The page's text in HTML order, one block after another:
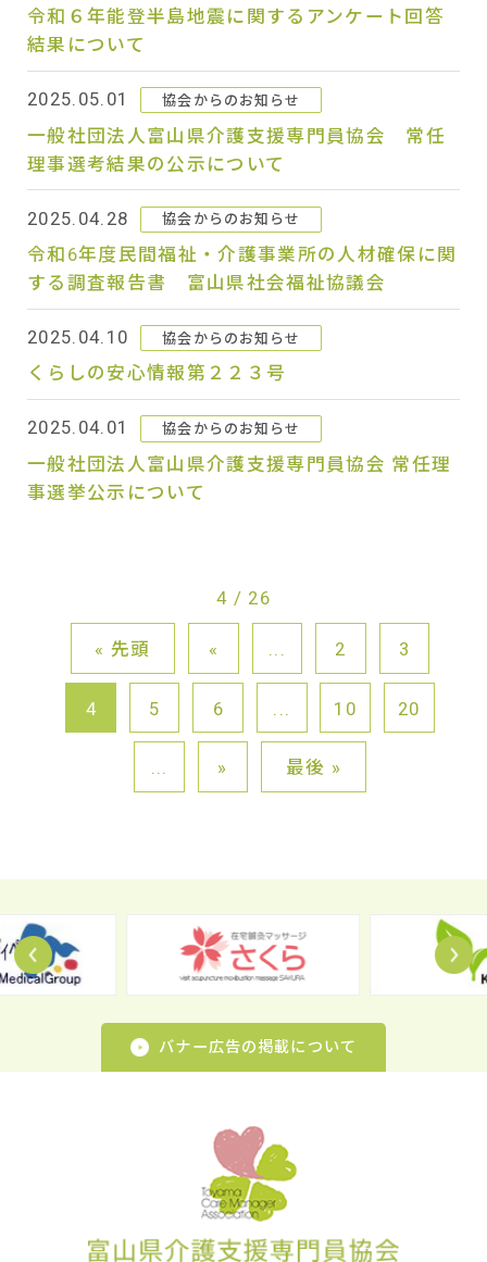
令和６年能登半島地震に関するアンケート回答
結果について
2025.05.01 協会からのお知らせ
一般社団法人富山県介護支援専門員協会 常任
理事選考結果の公示について
2025.04.28 協会からのお知らせ
令和6年度民間福祉・介護事業所の人材確保に関
する調査報告書 富山県社会福祉協議会
2025.04.10 協会からのお知らせ
くらしの安心情報第２２３号
2025.04.01 協会からのお知らせ
一般社団法人富山県介護支援専門員協会 常任理
事選挙公示について
4 / 26
« 先頭 « ... 2 3
4 5 6 ... 10 20
... » 最後 »
Prev
バナー広告の掲載について